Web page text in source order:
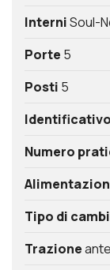
InterniSoul-
Porte 5
Posti 5
Numero
Tipo di
Trazione